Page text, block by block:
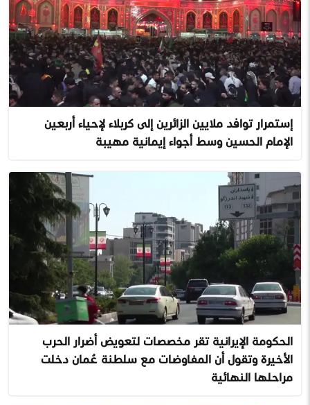
إستمرار توافد ملايين الزائرين إلى كربلاء لإحياء أربعين
الإمام الحسين وسط أجواء إيمانية مهيبة
الحكومة الإيرانية تقر مخصصات لتعويض أضرار الحرب
الأخيرة وتقول أن المفاوضات مع سلطنة عُمان دخلت
مراحلها النهائية